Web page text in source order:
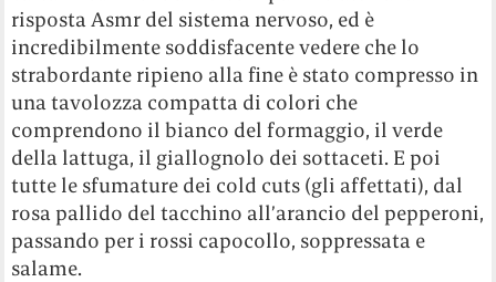
risposta Asmr del sistema nervoso, ed è
incredibilmente soddisfacente vedere che lo
strabordante ripieno alla fine è stato compresso in
una tavolozza compatta di colori che
comprendono il bianco del formaggio, il verde
della lattuga, il giallognolo dei sottaceti. E poi
tutte le sfumature dei cold cuts (gli affettati), dal
rosa pallido del tacchino all’arancio del pepperoni,
passando per i rossi capocollo, soppressata e
salame.